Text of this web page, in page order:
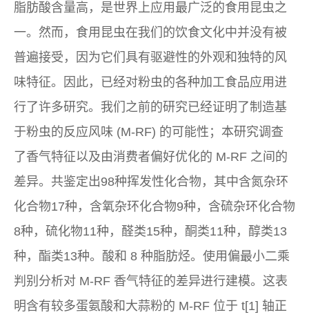
脂肪酸含量高，是世界上应用最广泛的食用昆虫之
一。然而，食用昆虫在我们的饮食文化中并没有被
普遍接受，因为它们具有驱避性的外观和独特的风
味特征。因此，已经对粉虫的各种加工食品应用进
行了许多研究。我们之前的研究已经证明了制造基
于粉虫的反应风味 (M-RF) 的可能性；本研究调查
了香气特征以及由消费者偏好优化的 M-RF 之间的
差异。共鉴定出98种挥发性化合物，其中含氮杂环
化合物17种，含氧杂环化合物9种，含硫杂环化合物
8种，硫化物11种，醛类15种，酮类11种，醇类13
种，酯类13种。酸和 8 种脂肪烃。使用偏最小二乘
判别分析对 M-RF 香气特征的差异进行建模。这表
明含有较多蛋氨酸和大蒜粉的 M-RF 位于 t[1] 轴正